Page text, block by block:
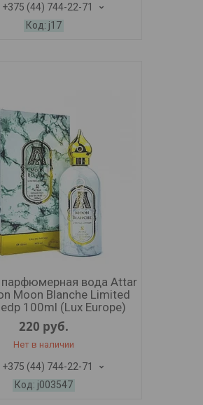
+375 (44) 744-22-71
j17
вода Attar
Moon Blanche Limited
100ml (Lux Europe)
220 руб.
Нет в наличии
+375 (44) 744-22-71
j003547